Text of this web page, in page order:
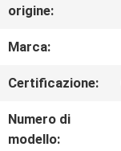
CIRCA
NOI
GIRO
origine:
Marca:
Certificazione:
Numero di
modello: